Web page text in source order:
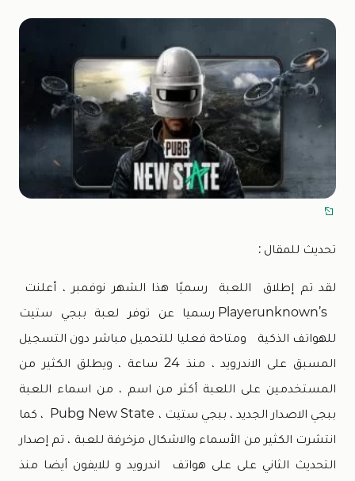
تحديث للمقال :
لقد تم إطلاق اللعبة رسميًا هذا الشهر نوفمبر ، أعلنت
Playerunknown’s رسميا عن توفر لعبة ببجي ستيت
للهواتف الذكية ومتاحة فعليا للتحميل مباشر دون التسجيل
المسبق على الاندرويد ، منذ 24 ساعة ، ويطلق الكثير من
المستخدمين على اللعبة أكثر من اسم ، من اسماء اللعبة
ببجي الاصدار الجديد ، ببجي ستيت ، Pubg New State ، كما
انتشرت الكثير من الأسماء والاشكال مزخرفة للعبة ، تم إصدار
التحديث الثاني على على هواتف اندرويد و للايفون أيضا منذ